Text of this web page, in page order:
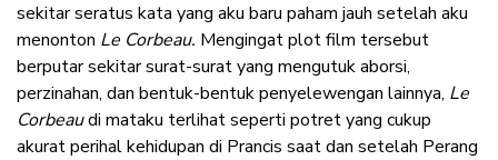
sekitar seratus kata yang aku baru paham jauh setelah aku
menonton Le Corbeau. Mengingat plot film tersebut
berputar sekitar surat-surat yang mengutuk aborsi,
perzinahan, dan bentuk-bentuk penyelewengan lainnya, Le
Corbeaudi mataku terlihat seperti potret yang cukup
akurat perihal kehidupan di Prancis saat dan setelah Perang